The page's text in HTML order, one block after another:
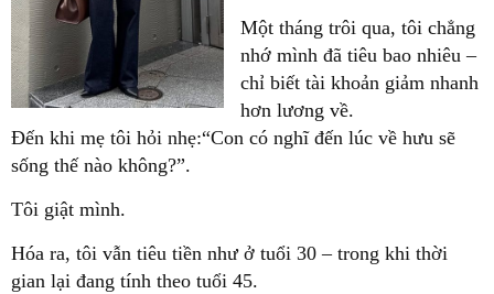
Một tháng trôi qua, tôi chẳng
nhớ mình đã tiêu bao nhiêu –
chỉ biết tài khoản giảm nhanh
hơn lương về.
Đến khi mẹ tôi hỏi nhẹ:“Con có nghĩ đến lúc về hưu sẽ
sống thế nào không?”.
Tôi giật mình.
Hóa ra, tôi vẫn tiêu tiền như ở tuổi 30 – trong khi thời
gian lại đang tính theo tuổi 45.